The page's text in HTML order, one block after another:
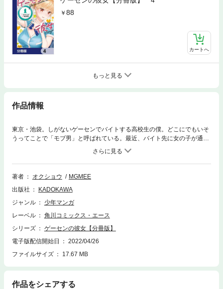
88
カートへ
もっと見る
作品情報
東京・池袋。しがないゲーセンでバイトする高校生の僕。どこにでもいそ
うってことで「モブ男」と呼ばれている。最近、バイト先に女の子が通っ
てくるようになった。結構美人なのに、いつも一人でなんだか気になる存
在…。ある日、彼女がクレーンゲームに苦戦していると、ガラの悪い連中
に絡まれてしまう！ 僕は彼女を助けようとして――。「あんたさ、私と付
き合ってくれない？」「え？」 君と僕とゲームセンターをめぐる、ちょ
著者 オクショウ
MGMEE
出版社
KADOKAWA
ジャンル
少年マンガ
レーベル
角川コミックス・エース
シリーズ
ゲーセンの彼女【分冊版】
電子版配信開始日
2022/04/26
ファイルサイズ
17.67 MB
作品をシェアする